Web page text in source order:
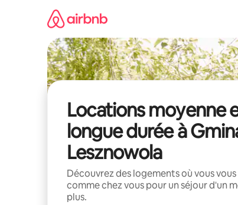
Locations moyenne
longue durée à
Lesznowola
Découvrez des logements où vous
comme chez vous pour un séjour d'un
plus.